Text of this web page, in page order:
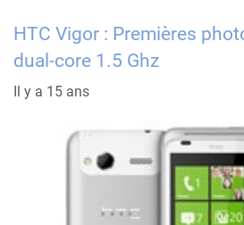
HTC Vigor : Premières
dual-core 1.5 Ghz
Il y a 15 ans